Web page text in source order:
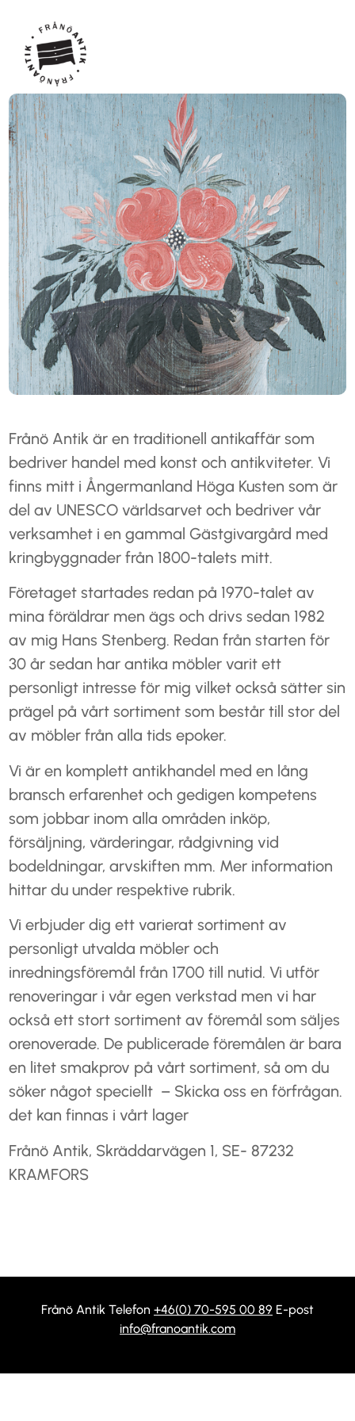
Frånö Antik är en traditionell antikaffär som
bedriver handel med konst och antikviteter. Vi
finns mitt i Ångermanland Höga Kusten som är
del av UNESCO världsarvet och bedriver vår
verksamhet i en gammal Gästgivargård med
kringbyggnader från 1800-talets mitt.
Företaget startades redan på 1970-talet av
mina föräldrar men ägs och drivs sedan 1982
av mig Hans Stenberg. Redan från starten för
30 år sedan har antika möbler varit ett
personligt intresse för mig vilket också sätter sin
prägel på vårt sortiment som består till stor del
av möbler från alla tids epoker.
Vi är en komplett antikhandel med en lång
bransch erfarenhet och gedigen kompetens
som jobbar inom alla områden inköp,
försäljning, värderingar, rådgivning vid
bodeldningar, arvskiften mm. Mer information
hittar du under respektive rubrik.
Vi erbjuder dig ett varierat sortiment av
personligt utvalda möbler och
inredningsföremål från 1700 till nutid. Vi utför
renoveringar i vår egen verkstad men vi har
också ett stort sortiment av föremål som säljes
orenoverade. De publicerade föremålen är bara
en litet smakprov på vårt sortiment, så om du
söker något speciellt – Skicka oss en förfrågan.
det kan finnas i vårt lager
Frånö Antik, Skräddarvägen 1, SE- 87232
KRAMFORS
Frånö Antik Telefon +46(0) 70-595 00 89 E-post
info@franoantik.com